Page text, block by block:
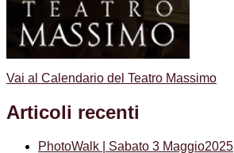
Vai al Calendario del Teatro Massimo
Articoli recenti
PhotoWalk | Sabato 3 Maggio2025